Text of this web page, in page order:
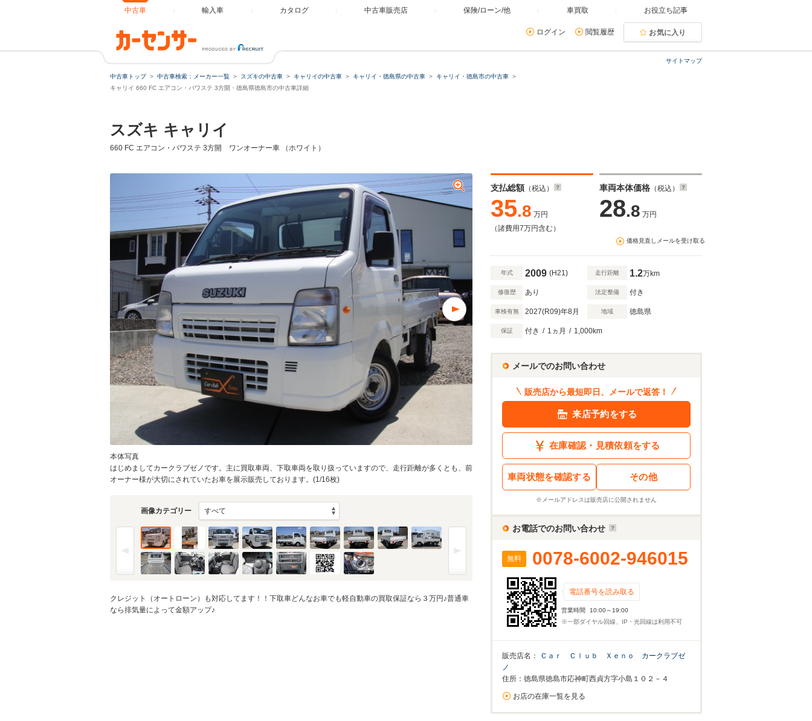
中古車 輸入車 カタログ 中古車販売店 保険/ローン/他 車買取 お役立ち記事
ログイン 閲覧履歴 お気に入り
サイトマップ
中古車トップ 中古車検索：メーカー一覧 スズキの中古車 キャリイの中古車 キャリイ・徳島県の中古車
キャリイ・徳島市の中古車
キャリイ 660 FC エアコン・パワステ 3方開・徳島県徳島市の中古車詳細
スズキ キャリイ
660 FC エアコン・パワステ 3方開 ワンオーナー車 （ホワイト）
本体写真
はじめましてカークラブゼノです。主に買取車両、下取車両を取り扱っていますので、走行距離が多くとも、前
オーナー様が大切にされていたお車を展示販売しております。(1/16枚)
画像カテゴリー
クレジット（オートローン）も対応してます！！下取車どんなお車でも軽自動車の買取保証なら３万円♪普通車
なら排気量によって金額アップ♪
支払総額 （税込）
35.8 万円
（諸費用7万円含む）
車両本体価格 （税込）
28.8 万円
価格見直しメールを受け取る
年式 2009 (H21) 走行距離 1.2万km
修復歴 あり 法定整備 付き
車検有無 2027(R09)年8月 地域 徳島県
保証 付き / 1ヵ月 / 1,000km
メールでのお問い合わせ
販売店から最短即日、メールで返答！
来店予約をする
在庫確認・見積依頼をする
車両状態を確認する その他
※メールアドレスは販売店に公開されません
お電話でのお問い合わせ
無料 0078-6002-946015
電話番号を読み取る
営業時間
10:00～19:00
※一部ダイヤル回線、IP・光回線は利用不可
販売店名：
Ｃａｒ Ｃｌｕｂ Ｘｅｎｏ カークラブゼ
ノ
住所：徳島県徳島市応神町西貞方字小島１０２－４
お店の在庫一覧を見る